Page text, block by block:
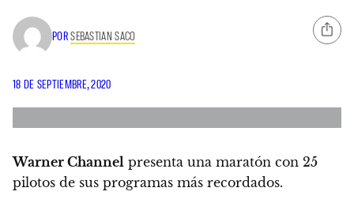
PORSEBASTIAN SACO
18 DE SEPTIEMBRE, 2020
Warner Channel presenta una maratón con 25
pilotos de sus programas más recordados.